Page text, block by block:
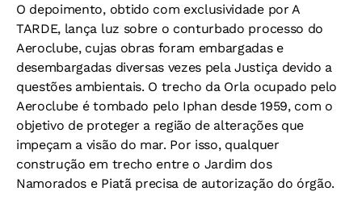
O depoimento, obtido com exclusividade por A
TARDE, lança luz sobre o conturbado processo do
Aeroclube, cujas obras foram embargadas e
desembargadas diversas vezes pela Justiça devido a
questões ambientais. O trecho da Orla ocupado pelo
Aeroclube é tombado pelo Iphan desde 1959, com o
objetivo de proteger a região de alterações que
impeçam a visão do mar. Por isso, qualquer
construção em trecho entre o Jardim dos
Namorados e Piatã precisa de autorização do órgão.